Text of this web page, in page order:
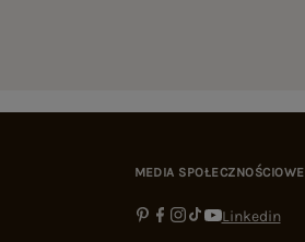
MEDIA SPOŁECZNOŚCIOWE
Linkedin